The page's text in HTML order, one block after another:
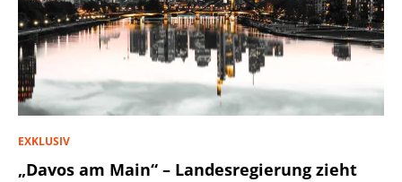
EXKLUSIV
„Davos am Main“ – Landesregierung zieht